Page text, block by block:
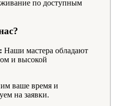
по доступным
Наши мастера обладают
и высокой
ваше время и
на заявки.